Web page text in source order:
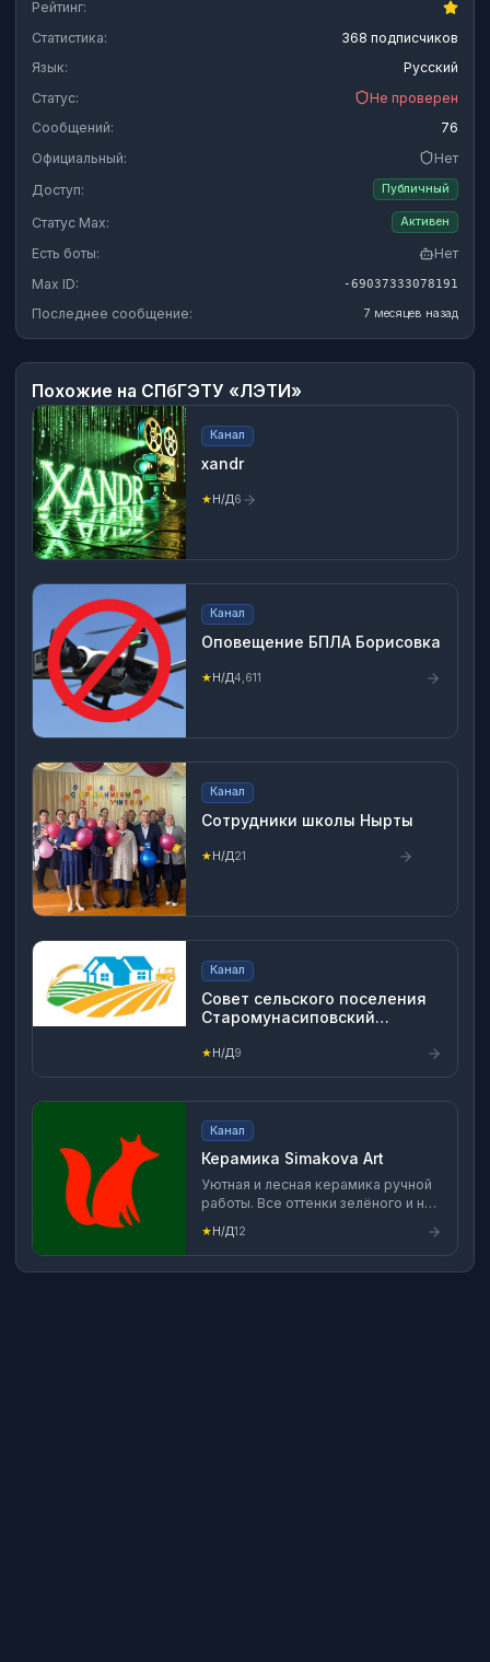
Рейтинг:
Статистика:
368 подписчиков
Язык:
Русский
Статус:
Не проверен
Сообщений:
76
Официальный:
Нет
Доступ:
Публичный
Статус Max: Активен
Есть боты:
Нет
Max ID:
-69037333078191
Последнее сообщение: 7 месяцев назад
Похожие на СПбГЭТУ «ЛЭТИ»
Канал
xandr
★Н/Д6
Канал
Оповещение БПЛА Борисовка
★Н/Д4,611
Канал
Сотрудники школы Нырты
★Н/Д21
Канал
Совет сельского поселения
Старомунасиповский
район РБ
★Н/Д9
Канал
Керамика Simakova Art
Уютная и лесная керамика ручной
работы. Все оттенки зелёного и не
только. Создаётся из качественных
материалов с соблюдением
технологии производства.
★Н/Д12